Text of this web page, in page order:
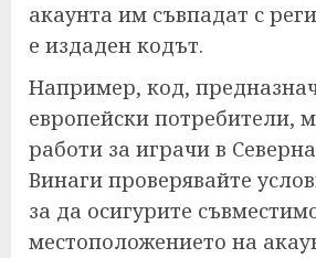
акаунта им съвпадат с
е издаден кодът.
Например, код,
европейски потребители,
работи за играчи в
Винаги проверявайте
за да осигурите
местоположението на